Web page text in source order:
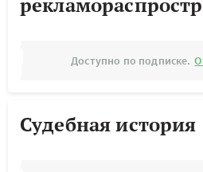
Доступно по подписке.
Судебная история